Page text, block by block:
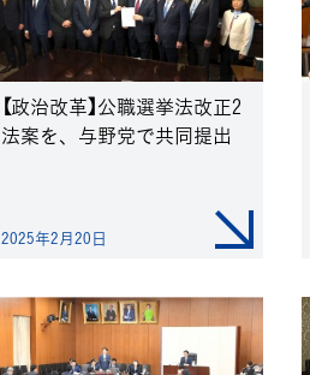
【政治改革】公職選挙法改正2
法案を、与野党で共同提出
2025年2月20日